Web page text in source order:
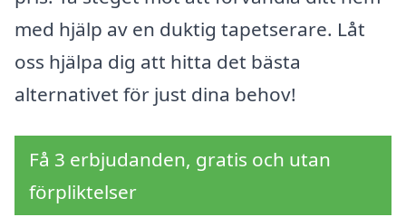
med hjälp av en duktig tapetserare. Låt
oss hjälpa dig att hitta det bästa
alternativet för just dina behov!
Få 3 erbjudanden, gratis och utan
förpliktelser